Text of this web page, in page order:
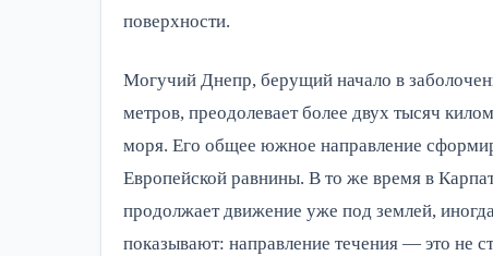
поверхности.
Могучий Днепр, берущий начало в
метров, преодолевает более двух тысяч
моря. Его общее южное направление
Европейской равнины. В то же время в
продолжает движение уже под землей,
показывают: направление течения — это не